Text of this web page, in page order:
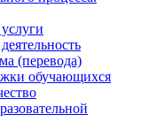
(перевода)
обучающихся